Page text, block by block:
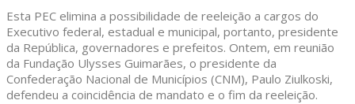
Esta PEC elimina a possibilidade de reeleição a cargos do
Executivo federal, estadual e municipal, portanto, presidente
da República, governadores e prefeitos. Ontem, em reunião
da Fundação Ulysses Guimarães, o presidente da
Confederação Nacional de Municípios (CNM), Paulo Ziulkoski,
defendeu a coincidência de mandato e o fim da reeleição.